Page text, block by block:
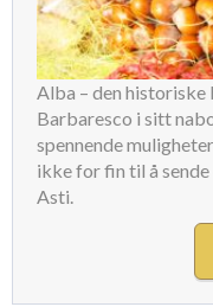
Alba – den historiske
Barbaresco i sitt
spennende
ikke for fin til å
Asti.